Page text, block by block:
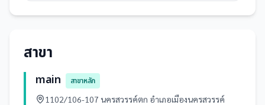
สาขา
main
สาขาหลัก
1102/106-107 นครสวรรค์ตก อำเภอเมืองนครสวรรค์